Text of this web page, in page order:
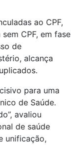
ao CPF,
CPF, em fase
de
alcança
para uma
de Saúde.
avaliou
de saúde
unificação,